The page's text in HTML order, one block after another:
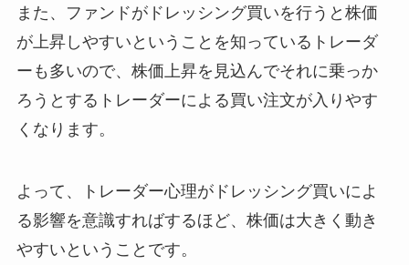
また、ファンドがドレッシング買いを行うと株価
が上昇しやすいということを知っているトレーダ
ーも多いので、株価上昇を見込んでそれに乗っか
ろうとするトレーダーによる買い注文が入りやす
くなります。
よって、トレーダー心理がドレッシング買いによ
る影響を意識すればするほど、株価は大きく動き
やすいということです。